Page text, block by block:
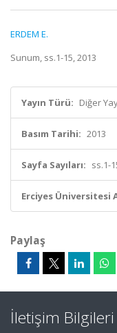
ERDEM E.
Sunum, ss.1-15, 2013
Yayın Türü: Diğer
Basım Tarihi: 2013
Sayfa Sayıları: ss.1-
Erciyes Üniversitesi
Paylaş
İletişim Bilgileri